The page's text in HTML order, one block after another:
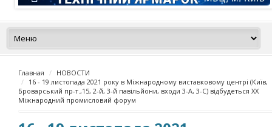
Главная
НОВОСТИ
16 - 19 листопада 2021 року в Міжнародному виставковому центрі (Київ,
Броварський пр-т.,15, 2-й, 3-й павільйони, входи 3-А, 3-С) відбудеться XX
Міжнародний промисловий форум